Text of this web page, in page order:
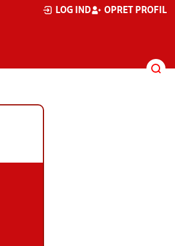
LOG IND OPRET PROFIL